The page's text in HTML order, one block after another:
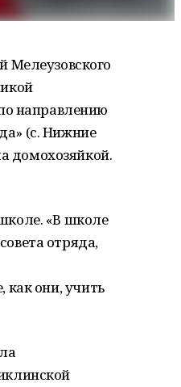
Мелеузовского
направлению
(с. Нижние
домохозяйкой.
«В школе
отряда,
как они, учить